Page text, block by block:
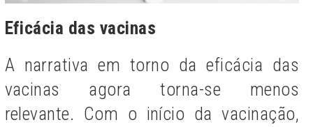
Eficácia das vacinas
A narrativa em torno da eficácia das
vacinas agora torna-se menos
relevante. Com o início da vacinação,